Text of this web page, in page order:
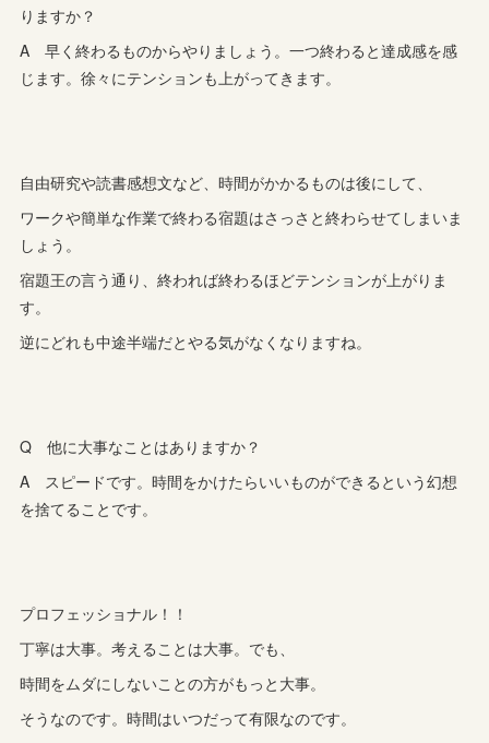
りますか？
A 早く終わるものからやりましょう。一つ終わると達成感を感
じます。徐々にテンションも上がってきます。
自由研究や読書感想文など、時間がかかるものは後にして、
ワークや簡単な作業で終わる宿題はさっさと終わらせてしまいま
しょう。
宿題王の言う通り、終われば終わるほどテンションが上がりま
す。
逆にどれも中途半端だとやる気がなくなりますね。
Q 他に大事なことはありますか？
A スピードです。時間をかけたらいいものができるという幻想
を捨てることです。
プロフェッショナル！！
丁寧は大事。考えることは大事。でも、
時間をムダにしないことの方がもっと大事。
そうなのです。時間はいつだって有限なのです。